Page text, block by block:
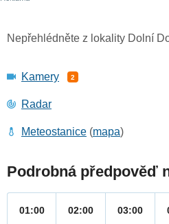
Nepřehlédněte z lokality Dolní
Kamery 2
Radar
Meteostanice (mapa)
Podrobná předpověď
01:00 02:00 03:00